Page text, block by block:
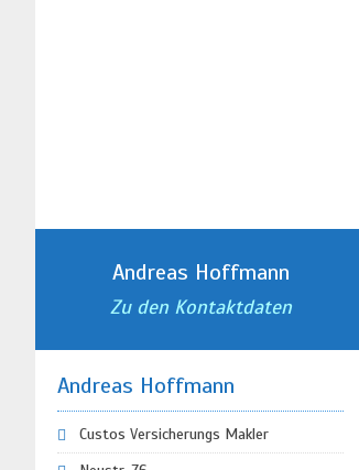
Andreas Hoffmann
Zu den Kontaktdaten
Andreas Hoffmann
Custos Versicherungs Makler